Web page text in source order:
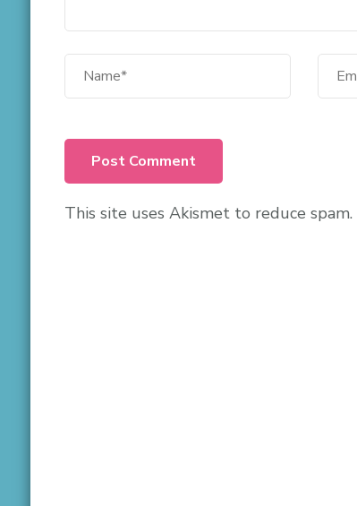
This site uses Akismet to reduce spam.